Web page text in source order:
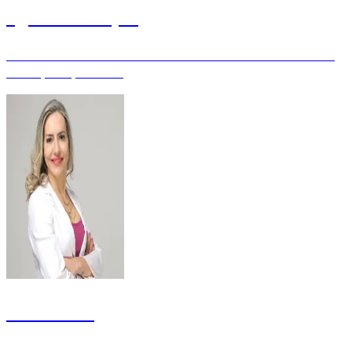
Egbert Buarque
Ellen Verri